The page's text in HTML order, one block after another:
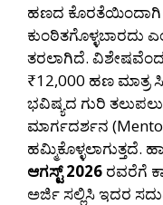
ಹಣದ ಕೊರತೆಯಿಂದಾಗಿ
ತರಲಾಗಿದೆ.
₹12,000 ಹಣ ಮಾತ್ರ
ಭವಿಷ್ಯದ ಗುರಿ
ಮಾರ್ಗದರ್ಶನ
ಆಗಸ್ಟ್ 2026 ರವರೆಗೆ
ಅರ್ಜಿ ಸಲ್ಲಿಸಿ ಇದರ